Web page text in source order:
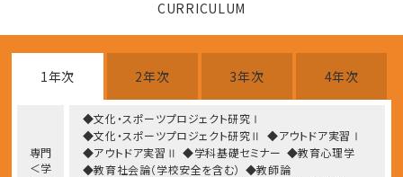
CURRICULUM
1年次 2年次 3年次 4年次
専門
＜学
◆文化・スポーツプロジェクト研究Ⅰ
◆文化・スポーツプロジェクト研究Ⅱ ◆アウトドア実習Ⅰ
◆アウトドア実習Ⅱ ◆学科基礎セミナー ◆教育心理学
◆教育社会論（学校安全を含む） ◆教師論